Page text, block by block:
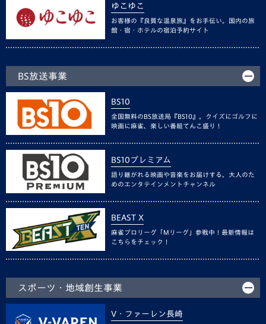
ゆこゆこ
お客様の『良質な温泉旅』をお手伝い。国内の旅
館・宿・ホテルの宿泊予約サイト
BS放送事業
BS10
全国無料のBS放送局『BS10』。クイズにゴルフに
映画に麻雀、楽しい番組てんこ盛り！
BS10プレミアム
語り継がれる映画や音楽をお届けする、大人のた
めのエンタテインメントチャンネル
BEAST X
麻雀プロリーグ「Mリーグ」参戦中！最新情報は
こちらをチェック！
スポーツ・地域創生事業
V・ファーレン長崎